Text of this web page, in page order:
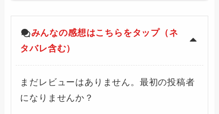
みんなの感想はこちらをタップ（ネ
タバレ含む）
まだレビューはありません。最初の投稿者
になりませんか？